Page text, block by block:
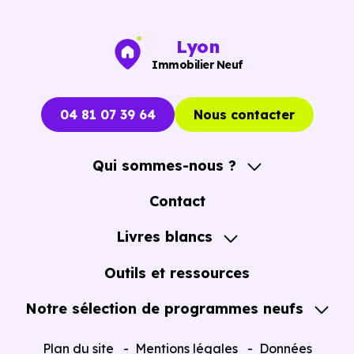
Vous pouvez consulter dès maintenant nos
pour voir les opportunités concrètes.
Lyon
Immobilier Neuf
04 81 07 39 64 Nous contacter
Qui sommes-nous ?
A propos
Contact
Livres blancs
Guide de l'Achat immobilier neuf en VEFA
Outils et ressources
Notre sélection de programmes neufs
Plan du site
Mentions légales Données